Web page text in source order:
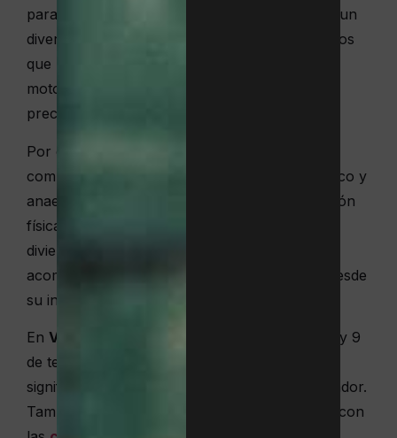
para competir y trabajar en equipo, dentro de un
divertido entorno social. Son deportes dinámicos
que potencian sus capacidades cognitivas y
motoras: la concentración, los movimientos
precisos, los reflejos rápidos…
Por ejemplo, las
combinan técnica y estrategia, ejercicio aeróbico y
anaeróbico, ayudándoles a mejorar su condición
física en general, mientras hacen amigos y se
divierten. Tanto en pádel como en tenis
acompañamos el progreso de cada alumno: desde
su iniciación hasta la competición.
En Vall Parc
contamos con 19 pistas de pádel y 9
de tenis. Para un niño de edad escolar esto
significa aprender en un entorno vivo y motivador.
También puedes coordinar tus clases de tenis con